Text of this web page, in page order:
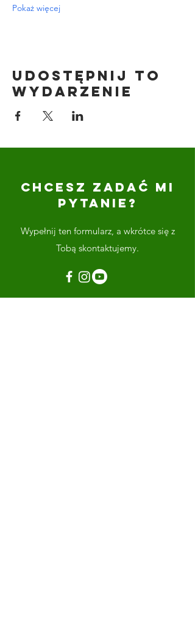
Pokaż więcej
Udostępnij to
wydarzenie
CHCESZ ZADAĆ MI
PYTANIE?
Wypełnij ten formularz, a wkrótce się z
Tobą skontaktujemy.